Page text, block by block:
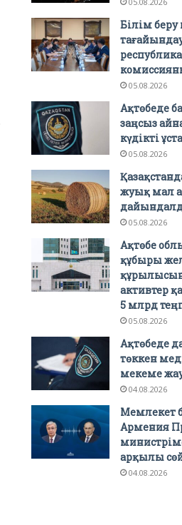
Білім
05.08.2026
Ақтөбеде
заңсыз
күдікті
05.08.2026
жуық мал
05.08.2026
Ақтөбе
құбыры
активтер
5 млрд
05.08.2026
Ақтөбеде
төккен
мекеме
04.08.2026
Мемлекет
Армения
арқылы
04.08.2026